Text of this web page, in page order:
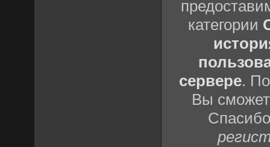
категории
сервере.
Вы